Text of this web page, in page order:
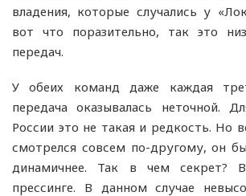
владения, которые случались у
вот что поразительно, так это
передач.
У обеих команд даже каждая
передача оказывалась неточной.
России это не такая и редкость. Но
смотрелся совсем по-другому, он
динамичнее. Так в чем секрет?
прессинге. В данном случае